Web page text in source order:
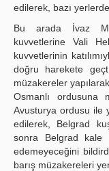
edilerek, bazı
Bu arada İvaz
kuvvetlerine Vali
kuvvetlerinin
doğru harekete
müzakereler
Osmanlı ordusuna
Avusturya ordusu ile
edilerek, Belgrad
sonra Belgrad kale
edemeyeceğini
barış müzakereleri